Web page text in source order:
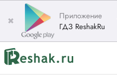
✖
Приложение
ГДЗ ReshakRu